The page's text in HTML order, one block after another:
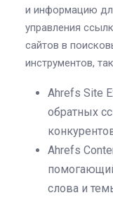
и информацию
управления
сайтов в
инструментов,
Ahrefs Site
обратных
Ahrefs
слова и